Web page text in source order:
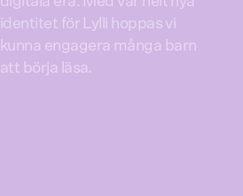
identitet för Lylli hoppas vi
kunna engagera många barn
att börja läsa.